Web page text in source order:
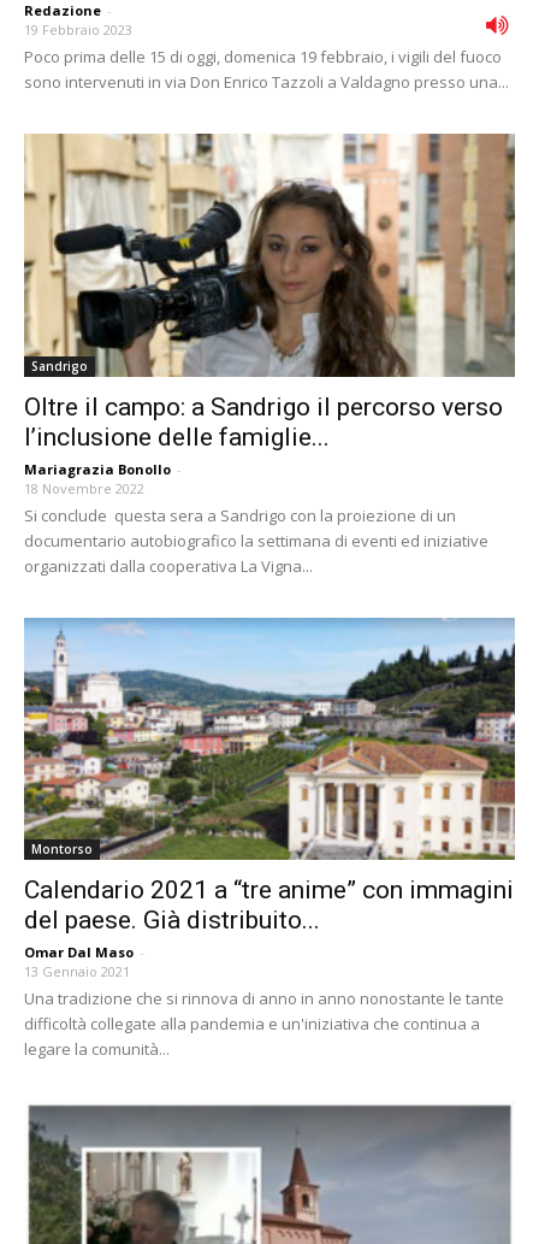
Redazione -
19 Febbraio 2023
Poco prima delle 15 di oggi, domenica 19 febbraio, i vigili del fuoco
sono intervenuti in via Don Enrico Tazzoli a Valdagno presso una...
Sandrigo
Oltre il campo: a Sandrigo il percorso verso
l’inclusione delle famiglie...
Mariagrazia Bonollo -
18 Novembre 2022
Si conclude questa sera a Sandrigo con la proiezione di un
documentario autobiografico la settimana di eventi ed iniziative
organizzati dalla cooperativa La Vigna...
Montorso
Calendario 2021 a “tre anime” con immagini
del paese. Già distribuito...
Omar Dal Maso -
13 Gennaio 2021
Una tradizione che si rinnova di anno in anno nonostante le tante
difficoltà collegate alla pandemia e un'iniziativa che continua a
legare la comunità...